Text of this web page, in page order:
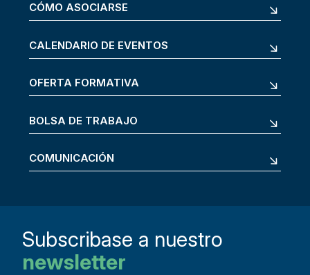
CÓMO ASOCIARSE
CALENDARIO DE EVENTOS
OFERTA FORMATIVA
BOLSA DE TRABAJO
COMUNICACIÓN
Subscribase a nuestro
newsletter